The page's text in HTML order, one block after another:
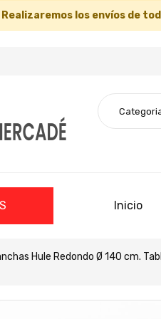
los envíos de
Inicio
Hule Redondo Ø 140 cm.